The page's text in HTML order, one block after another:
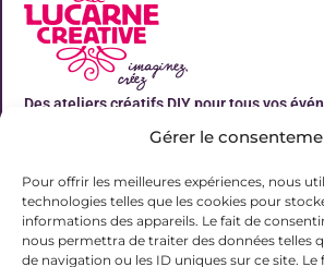
Gérer le
Pour offrir les meilleures expériences, nous
technologies telles que les cookies pour
informations des appareils. Le fait de
nous permettra de traiter des données telles
de navigation ou les ID uniques sur ce site. Le
Des ateliers créatifs DIY pour tous vos
Liens utiles